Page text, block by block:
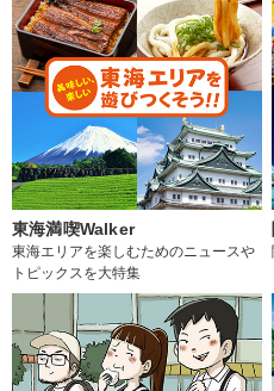
東海満喫Walker
東海エリアを楽しむためのニュースや
トピックスを大特集